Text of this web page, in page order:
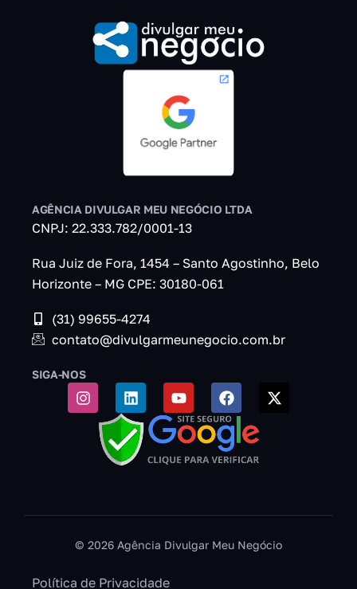
AGÊNCIA DIVULGAR MEU NEGÓCIO LTDA
CNPJ: 22.333.782/0001-13
Rua Juiz de Fora, 1454 – Santo Agostinho, Belo
Horizonte – MG CPE: 30180-061
(31) 99655-4274
contato@divulgarmeunegocio.com.br
SIGA-NOS
© 2026 Agência Divulgar Meu Negócio
Política de Privacidade